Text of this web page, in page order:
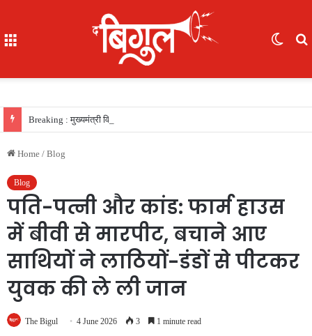
Home / Blog
Blog
पति-पत्नी और कांड: फार्म हाउस
में बीवी से मारपीट, बचाने आए
साथियों ने लाठियों-डंडों से पीटकर
युवक की ले ली जान
The Bigul 4 June 2026 3 1 minute read